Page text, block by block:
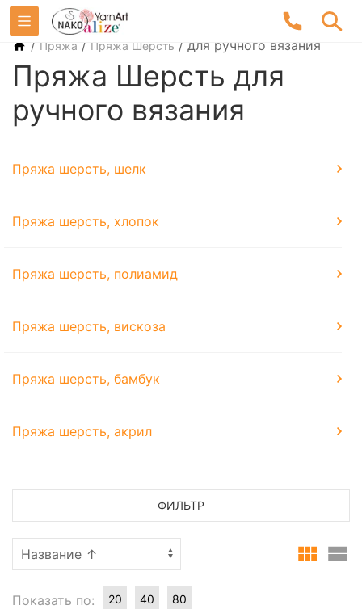
/ Пряжа / Пряжа Шерсть / для ручного вязания
Пряжа Шерсть для
ручного вязания
Пряжа шерсть, шелк
Пряжа шерсть, хлопок
Пряжа шерсть, полиамид
Пряжа шерсть, вискоза
Пряжа шерсть, бамбук
Пряжа шерсть, акрил
ФИЛЬТР
Показать по: 20 40 80